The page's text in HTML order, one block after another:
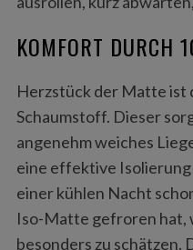
KOMFORT DURCH
Herzstück der Matte ist
Schaumstoff. Dieser
angenehm weiches
eine effektive
einer kühlen Nacht
Iso-Matte gefroren hat,
besonders zu schätzen.